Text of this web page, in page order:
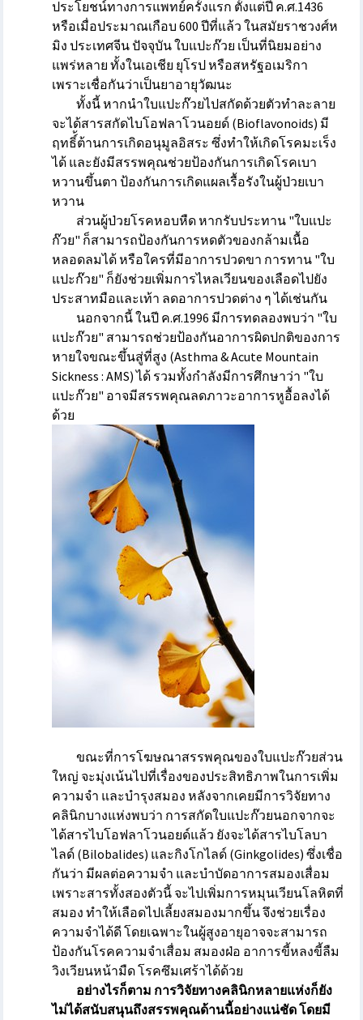
ประโยชน์ทางการแพทย์ครั้งแรก ตั้งแต่ปี ค.ศ.1436
หรือเมื่อประมาณเกือบ 600 ปีที่แล้ว ในสมัยราชวงศ์ห
มิง ประเทศจีน ปัจจุบัน ใบแปะก๊วย เป็นที่นิยมอย่าง
แพร่หลาย ทั้งในเอเชีย ยุโรป หรือสหรัฐอเมริกา
เพราะเชื่อกันว่าเป็นยาอายุวัฒนะ
ทั้งนี้ หากนำใบแปะก๊วยไปสกัดด้วยตัวทำละลาย
จะได้สารสกัดไบโอฟลาโวนอยด์ (Bioflavonoids) มี
ฤทธิ์้ต้านการเกิดอนุมูลอิสระ ซึ่งทำให้เกิดโรคมะเร็ง
ได้ และยังมีสรรพคุณช่วยป้องกันการเกิดโรคเบา
หวานขึ้นตา ป้องกันการเกิดแผลเรื้อรังในผู้ป่วยเบา
หวาน
ส่วนผู้ป่วยโรคหอบหืด หากรับประทาน "ใบแปะ
ก๊วย" ก็สามารถป้องกันการหดตัวของกล้ามเนื้อ
หลอดลมได้ หรือใครที่มีอาการปวดขา การทาน "ใบ
แปะก๊วย" ก็ยังช่วยเพิ่มการไหลเวียนของเลือดไปยัง
ประสาทมือและเท้า ลดอาการปวดต่าง ๆ ได้เช่นกัน
นอกจากนี้ ในปี ค.ศ.1996 มีการทดลองพบว่า "ใบ
แปะก๊วย" สามารถช่วยป้องกันอาการผิดปกติของการ
หายใจขณะขึ้นสู่ที่สูง (Asthma & Acute Mountain
Sickness : AMS) ได้ รวมทั้งกำลังมีการศึกษาว่า "ใบ
แปะก๊วย" อาจมีสรรพคุณลดภาวะอาการหูอื้อลงได้
ด้วย
ขณะที่การโฆษณาสรรพคุณของใบแปะก๊วยส่วน
ใหญ่ จะมุ่งเน้นไปที่เรื่องของประสิทธิภาพในการเพิ่ม
ความจำ และบำรุงสมอง หลังจากเคยมีการวิจัยทาง
คลินิกบางแห่งพบว่า การสกัดใบแปะก๊วยนอกจากจะ
ได้สารไบโอฟลาโวนอยด์แล้ว ยังจะได้สารไบโลบา
ไลด์ (Bilobalides) และกิงโกไลด์ (Ginkgolides) ซึ่งเชื่อ
กันว่า มีผลต่อความจำ และบำบัดอาการสมองเสื่อม
เพราะสารทั้งสองตัวนี้ จะไปเพิ่มการหมุนเวียนโลหิตที่
สมอง ทำให้เลือดไปเลี้ยงสมองมากขึ้น จึงช่วยเรื่อง
ความจำได้ดี โดยเฉพาะในผู้สูงอายุอาจจะสามารถ
ป้องกันโรคความจำเสื่อม สมองฝ่อ อาการขี้หลงขี้ลืม
วิงเวียนหน้ามืด โรคซึมเศร้าได้ด้วย
อย่างไรก็ตาม การวิจัยทางคลินิกหลายแห่งก็ยัง
ไม่ได้สนับสนุนถึงสรรพคุณด้านนี้อย่างแน่ชัด โดยมี